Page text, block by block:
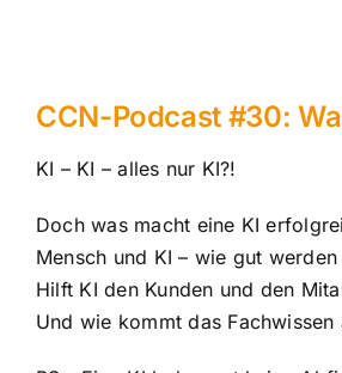
CCN-Podcast #30:
KI – KI – alles nur KI?!
Doch was macht eine KI
Mensch und KI – wie gut
Hilft KI den Kunden und den
Und wie kommt das